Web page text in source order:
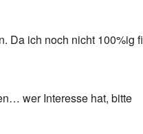
Da ich noch nicht 100%ig
wer Interesse hat, bitte